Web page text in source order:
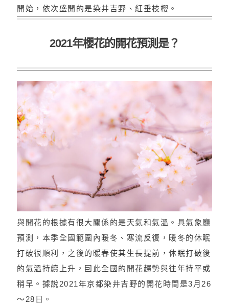
開始，依次盛開的是染井吉野、紅垂枝櫻。
2021年櫻花的開花預測是？
與開花的根據有很大關係的是天氣和氣溫。具氣象廳
預測，本季全國範圍內暖冬、寒流反復，暖冬的休眠
打破很順利，之後的暖春使其生長提前，休眠打破後
的氣溫持續上升，囙此全國的開花趨勢與往年持平或
稍早。據說2021年京都染井吉野的開花時間是3月26
～28日。